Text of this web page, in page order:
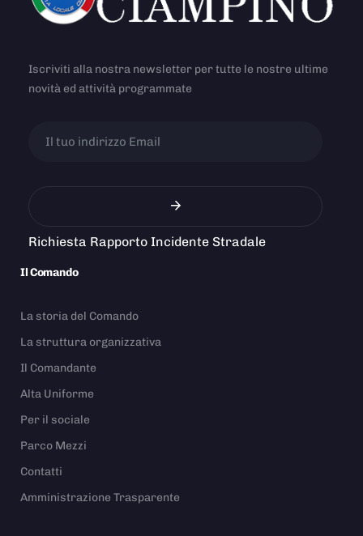
Iscriviti alla nostra newsletter per tutte le nostre ultime
novità ed attività programmate
Richiesta Rapporto Incidente Stradale
Il Comando
La storia del Comando
La struttura organizzativa
Il Comandante
Alta Uniforme
Per il sociale
Parco Mezzi
Contatti
Amministrazione Trasparente